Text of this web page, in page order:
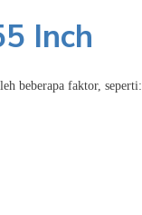
Inch
beberapa faktor, seperti: